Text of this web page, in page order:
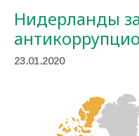
Нидерланды
23.01.2020